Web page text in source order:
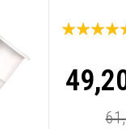
Ocena:
Cena